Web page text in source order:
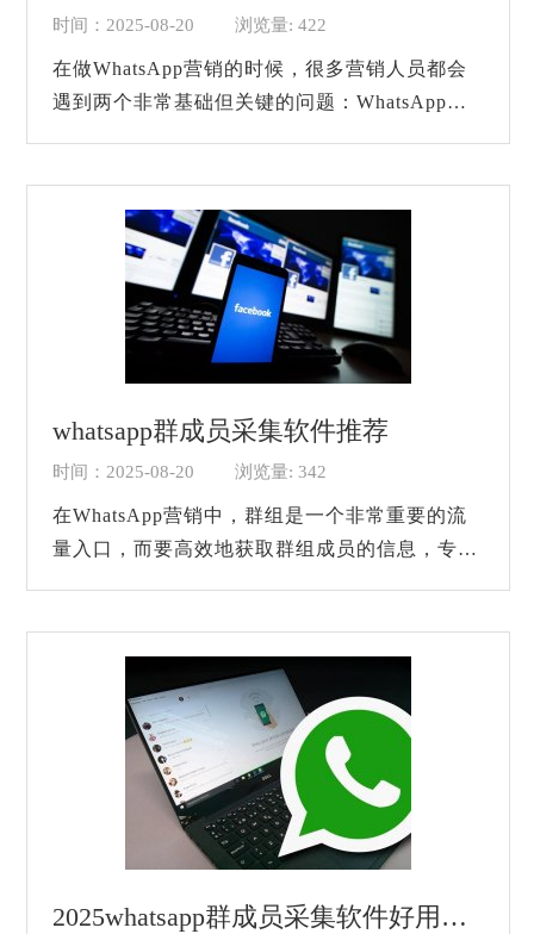
时间：2025-08-20 浏览量: 422
在做WhatsApp营销的时候，很多营销人员都会
遇到两个非常基础但关键的问题：WhatsApp的
whatsapp群成员采集软件推荐
时间：2025-08-20 浏览量: 342
在WhatsApp营销中，群组是一个非常重要的流
量入口，而要高效地获取群组成员的信息，专业
2025whatsapp群成员采集软件好用吗？